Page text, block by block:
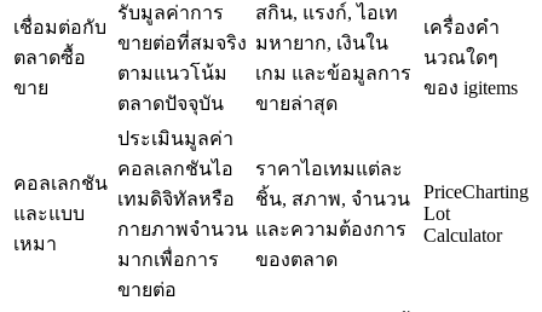
เชื่อมต่อกับ
ตลาดซื้อ
ขาย
รับมูลค่าการ
ขายต่อที่สมจริง
ตามแนวโน้ม
ตลาดปัจจุบัน
สกิน, แรงก์, ไอเท
มหายาก, เงินใน
เกม และข้อมูลการ
ขายล่าสุด
เครื่องคำ
นวณใดๆ
ของ igitems
คอลเลกชัน
และแบบ
เหมา
ประเมินมูลค่า
คอลเลกชันไอ
เทมดิจิทัลหรือ
กายภาพจำนวน
มากเพื่อการ
ขายต่อ
ราคาไอเทมแต่ละ
ชิ้น, สภาพ, จำนวน
และความต้องการ
ของตลาด
PriceCharting
Lot
Calculator